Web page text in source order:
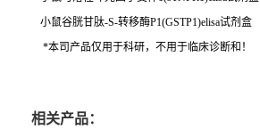
小鼠谷胱甘肽-S-转移酶P1(GSTP1)elisa试剂盒
*本司产品仅用于科研，不用于临床诊断和！
相关产品：